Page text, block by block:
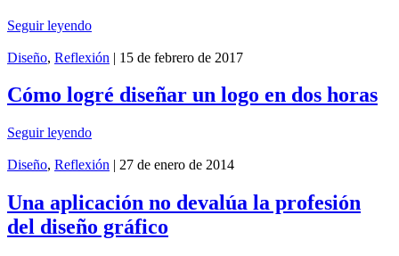
Seguir leyendo
Diseño, Reflexión | 15 de febrero de 2017
Cómo logré diseñar un logo en dos horas
Seguir leyendo
Diseño, Reflexión | 27 de enero de 2014
Una aplicación no devalúa la profesión
del diseño gráfico